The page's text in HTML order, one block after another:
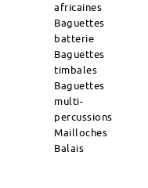
africaines
Baguettes
batterie
Baguettes
timbales
Baguettes
multi-
percussions
Mailloches
Balais